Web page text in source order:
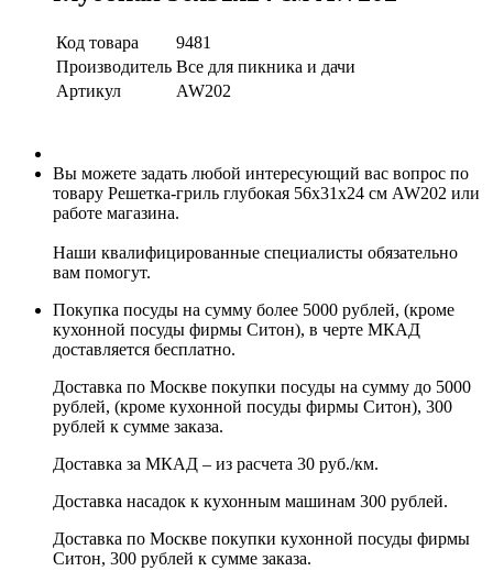
Код товара
9481
Производитель Все для пикника и дачи
Артикул
AW202
Вы можете задать любой интересующий вас вопрос по
товару Решетка-гриль глубокая 56х31х24 см AW202 или
работе магазина.
Наши квалифицированные специалисты обязательно
вам помогут.
Покупка посуды на сумму более 5000 рублей, (кроме
кухонной посуды фирмы Ситон), в черте МКАД
доставляется бесплатно.
Доставка по Москве покупки посуды на сумму до 5000
рублей, (кроме кухонной посуды фирмы Ситон), 300
рублей к сумме заказа.
Доставка за МКАД – из расчета 30 руб./км.
Доставка насадок к кухонным машинам 300 рублей.
Доставка по Москве покупки кухонной посуды фирмы
Ситон, 300 рублей к сумме заказа.